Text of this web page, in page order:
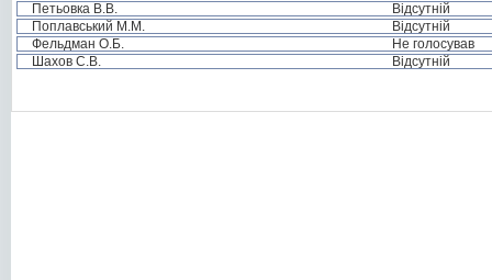
Петьовка В.В.
Відсутній
Поплавський М.М.
Відсутній
Фельдман О.Б.
Не голосував
Шахов С.В.
Відсутній